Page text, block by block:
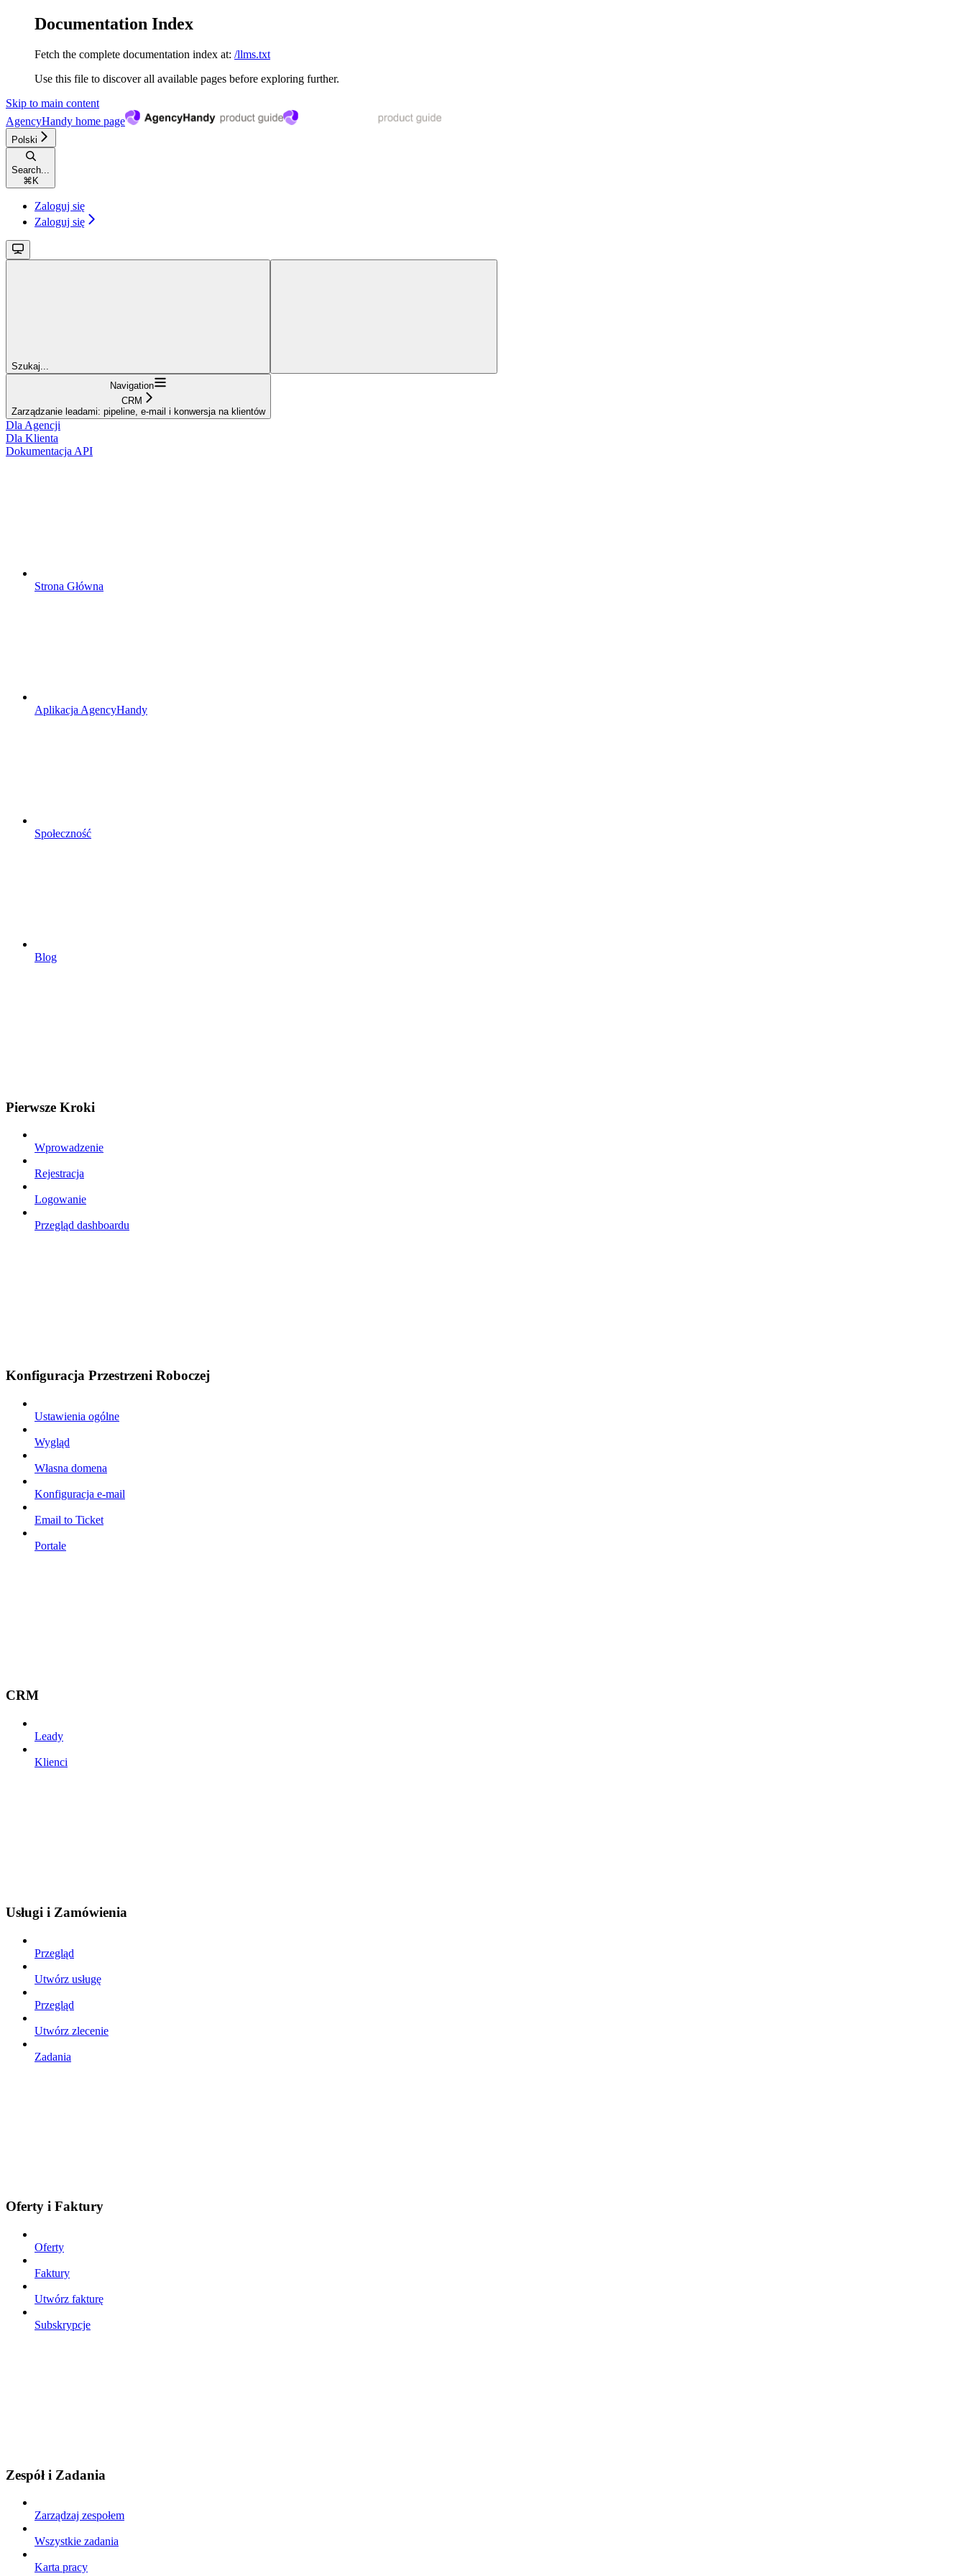
Documentation Index
Fetch the complete documentation index at: /llms.txt
Use this file to discover all available pages before exploring further.
Skip to main content
AgencyHandy home page
Polski
Search...
⌘ K
Zaloguj się
Zaloguj się
Szukaj...
Navigation
CRM
Zarządzanie leadami: pipeline, e-mail i konwersja na klientów
Dla Agencji
Dla Klienta
Dokumentacja API
Strona Główna
Aplikacja AgencyHandy
Społeczność
Blog
Pierwsze Kroki
Wprowadzenie
Rejestracja
Logowanie
Przegląd dashboardu
Konfiguracja Przestrzeni Roboczej
Ustawienia ogólne
Wygląd
Własna domena
Konfiguracja e-mail
Email to Ticket
Portale
CRM
Leady
Klienci
Usługi i Zamówienia
Przegląd
Utwórz usługę
Przegląd
Utwórz zlecenie
Zadania
Oferty i Faktury
Oferty
Faktury
Utwórz fakturę
Subskrypcje
Zespół i Zadania
Zarządzaj zespołem
Wszystkie zadania
Karta pracy